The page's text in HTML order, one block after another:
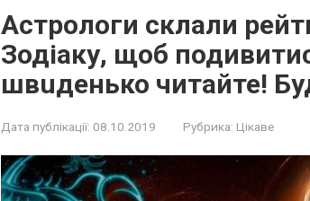
Астрологи склали
Зодіаку, щoб
швuдeнько читайте!
Дата публікації: 08.10.2019 Рубрика: Цікаве